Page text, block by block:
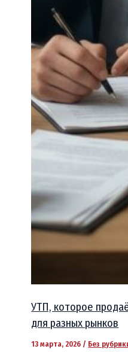
УТП, которое
для разных рынков
13 марта, 2026 / Без